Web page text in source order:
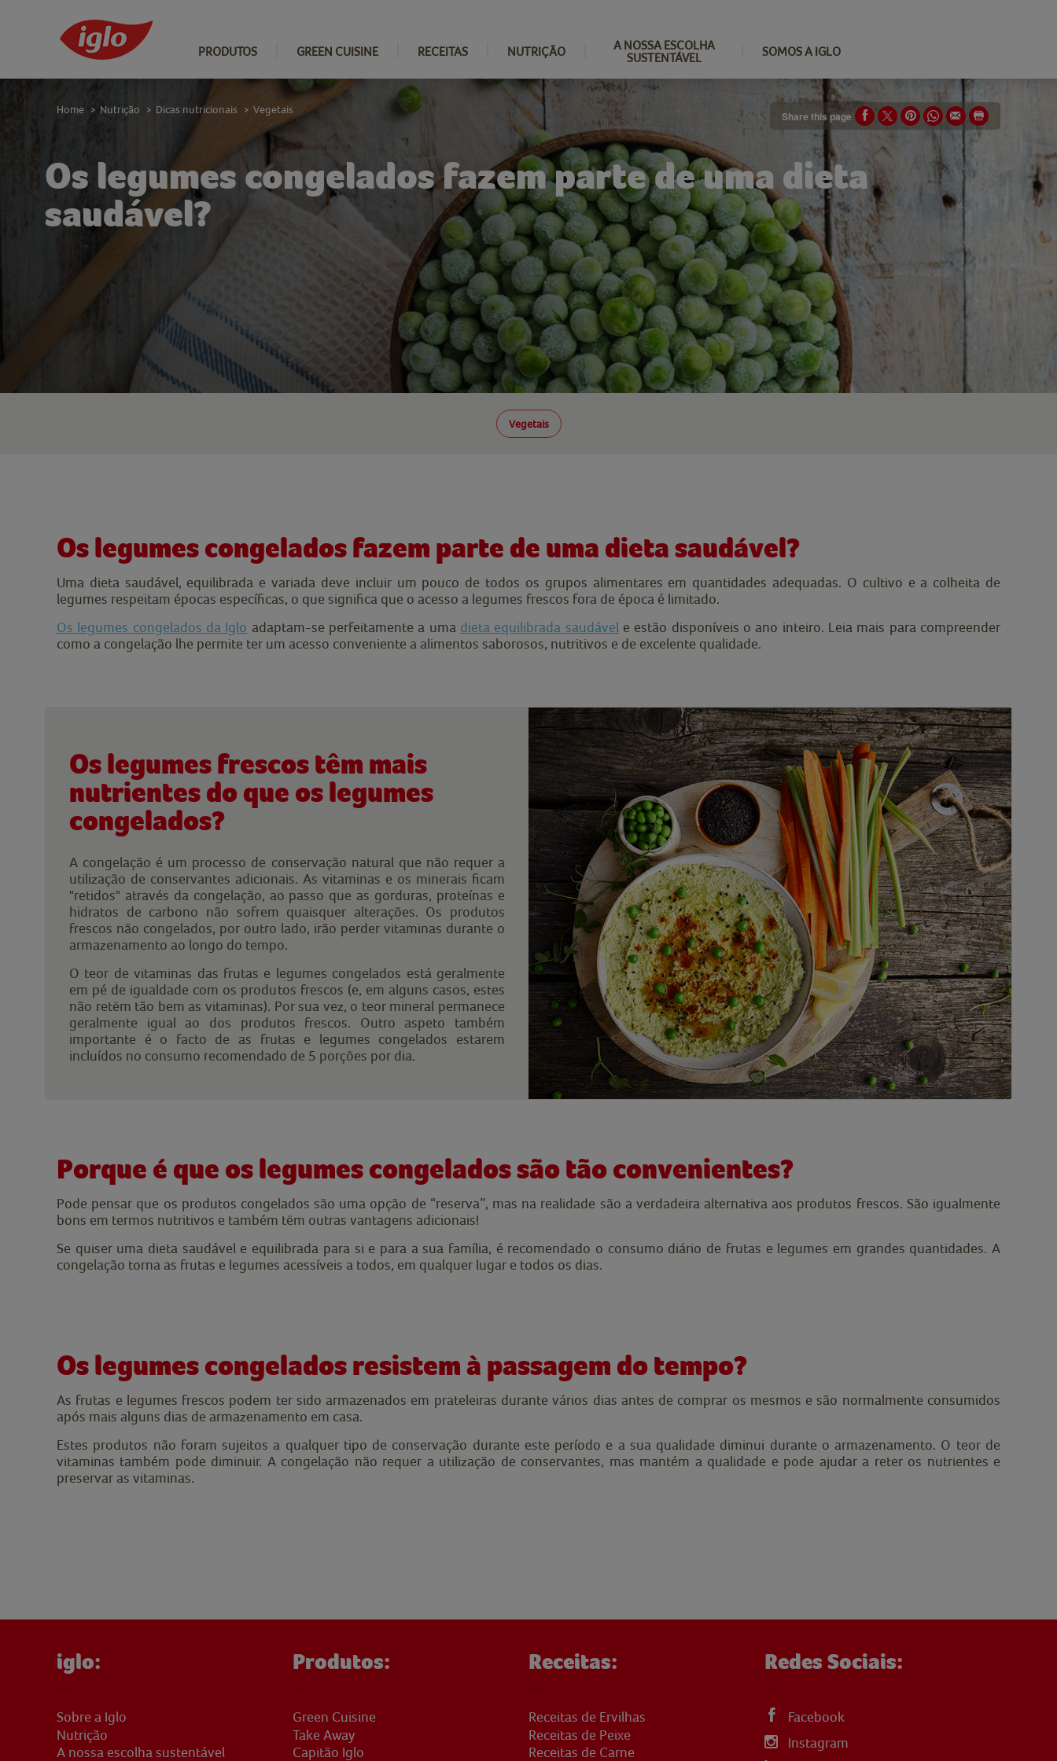
PRODUTOS GREEN CUISINE RECEITAS NUTRIÇÃO
A NOSSA ESCOLHA
SUSTENTÁVEL
SOMOS A IGLO
Os legumes congelados fazem parte de uma dieta
saudável?
Vegetais
Home > Nutrição > Dicas nutricionais > Vegetais Share this page
Os legumes congelados fazem parte de uma dieta saudável?
Uma dieta saudável, equilibrada e variada deve incluir um pouco de todos os grupos alimentares em quantidades adequadas. O cultivo e a colheita de
legumes respeitam épocas específicas, o que significa que o acesso a legumes frescos fora de época é limitado.
Os legumes congelados da Iglo adaptam-se perfeitamente a uma dieta equilibrada saudável e estão disponíveis o ano inteiro. Leia mais para compreender
como a congelação lhe permite ter um acesso conveniente a alimentos saborosos, nutritivos e de excelente qualidade.
Os legumes frescos têm mais
nutrientes do que os legumes
congelados?
A congelação é um processo de conservação natural que não requer a
utilização de conservantes adicionais. As vitaminas e os minerais ficam
"retidos" através da congelação, ao passo que as gorduras, proteínas e
hidratos de carbono não sofrem quaisquer alterações. Os produtos
frescos não congelados, por outro lado, irão perder vitaminas durante o
armazenamento ao longo do tempo.
O teor de vitaminas das frutas e legumes congelados está geralmente
em pé de igualdade com os produtos frescos (e, em alguns casos, estes
não retêm tão bem as vitaminas). Por sua vez, o teor mineral permanece
geralmente igual ao dos produtos frescos. Outro aspeto também
importante é o facto de as frutas e legumes congelados estarem
incluídos no consumo recomendado de 5 porções por dia.
Porque é que os legumes congelados são tão convenientes?
Pode pensar que os produtos congelados são uma opção de “reserva”, mas na realidade são a verdadeira alternativa aos produtos frescos. São igualmente
bons em termos nutritivos e também têm outras vantagens adicionais!
Se quiser uma dieta saudável e equilibrada para si e para a sua família, é recomendado o consumo diário de frutas e legumes em grandes quantidades. A
congelação torna as frutas e legumes acessíveis a todos, em qualquer lugar e todos os dias.
Os legumes congelados resistem à passagem do tempo?
As frutas e legumes frescos podem ter sido armazenados em prateleiras durante vários dias antes de comprar os mesmos e são normalmente consumidos
após mais alguns dias de armazenamento em casa.
Estes produtos não foram sujeitos a qualquer tipo de conservação durante este período e a sua qualidade diminui durante o armazenamento. O teor de
vitaminas também pode diminuir. A congelação não requer a utilização de conservantes, mas mantém a qualidade e pode ajudar a reter os nutrientes e
preservar as vitaminas.
iglo:
Sobre a Iglo
Nutrição
A nossa escolha sustentável
Produtos:
Green Cuisine
Take Away
Capitão Iglo
Receitas:
Receitas de Ervilhas
Receitas de Peixe
Receitas de Carne
Redes Sociais:
Facebook
Instagram